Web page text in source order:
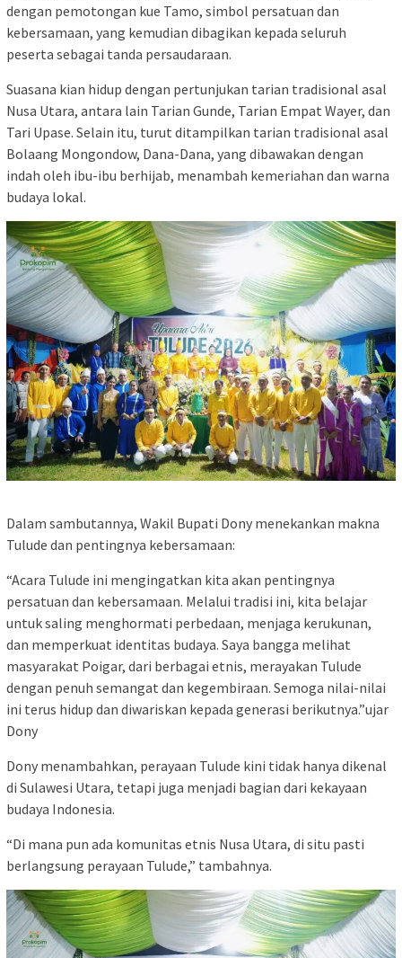
dengan pemotongan kue Tamo, simbol persatuan dan
kebersamaan, yang kemudian dibagikan kepada seluruh
peserta sebagai tanda persaudaraan.
Suasana kian hidup dengan pertunjukan tarian tradisional asal
Nusa Utara, antara lain Tarian Gunde, Tarian Empat Wayer, dan
Tari Upase. Selain itu, turut ditampilkan tarian tradisional asal
Bolaang Mongondow, Dana-Dana, yang dibawakan dengan
indah oleh ibu-ibu berhijab, menambah kemeriahan dan warna
budaya lokal.
Dalam sambutannya, Wakil Bupati Dony menekankan makna
Tulude dan pentingnya kebersamaan:
“Acara Tulude ini mengingatkan kita akan pentingnya
persatuan dan kebersamaan. Melalui tradisi ini, kita belajar
untuk saling menghormati perbedaan, menjaga kerukunan,
dan memperkuat identitas budaya. Saya bangga melihat
masyarakat Poigar, dari berbagai etnis, merayakan Tulude
dengan penuh semangat dan kegembiraan. Semoga nilai-nilai
ini terus hidup dan diwariskan kepada generasi berikutnya.”ujar
Dony
Dony menambahkan, perayaan Tulude kini tidak hanya dikenal
di Sulawesi Utara, tetapi juga menjadi bagian dari kekayaan
budaya Indonesia.
“Di mana pun ada komunitas etnis Nusa Utara, di situ pasti
berlangsung perayaan Tulude,” tambahnya.